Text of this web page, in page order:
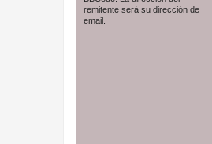
remitente será su dirección de
email.